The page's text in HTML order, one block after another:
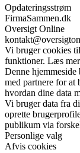
Opdateringsstrøm
FirmaSammen.dk
Oversigt Online
Vi bruger cookies
funktioner. Læs
Denne
med partnere for
hvordan dine data
Vi bruger data fra
oprette
publikum via
Personlige valg
Afvis cookies